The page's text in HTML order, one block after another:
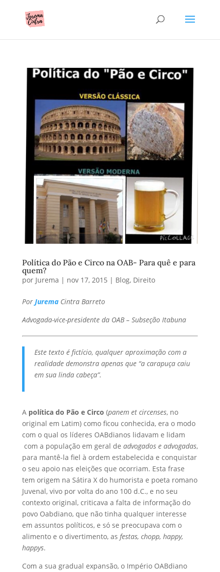
Política do Pão e Circo na OAB- Para quê e para
quem?
por Jurema | nov 17, 2015 | Blog, Direito
Por JuremaCintra Barreto
Advogada-vice-presidente da OAB – Subseção Itabuna
Este texto é fictício, qualquer aproximação com a
realidade demonstra apenas que “a carapuça caiu
em sua linda cabeça”.
A política do Pão e Circo (panem et circenses, no
original em Latim) como ficou conhecida, era o modo
com o qual os líderes OABdianos lidavam e lidam
com a população em geral de advogados e advogadas,
para mantê-la fiel à ordem estabelecida e conquistar
o seu apoio nas eleições que ocorriam. Esta frase
tem origem na Sátira X do humorista e poeta romano
Juvenal, vivo por volta do ano 100 d.C., e no seu
contexto original, criticava a falta de informação do
povo Oabdiano, que não tinha qualquer interesse
em assuntos políticos, e só se preocupava com o
alimento e o divertimento, as festas, chopp, happy,
happys.
Com a sua gradual expansão, o Império OABdiano